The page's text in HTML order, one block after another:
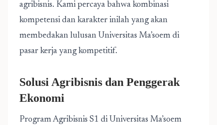
agribisnis. Kami percaya bahwa kombinasi
kompetensi dan karakter inilah yang akan
membedakan lulusan Universitas Ma’soem di
pasar kerja yang kompetitif.
Solusi Agribisnis dan Penggerak
Ekonomi
Program Agribisnis S1 di Universitas Ma’soem